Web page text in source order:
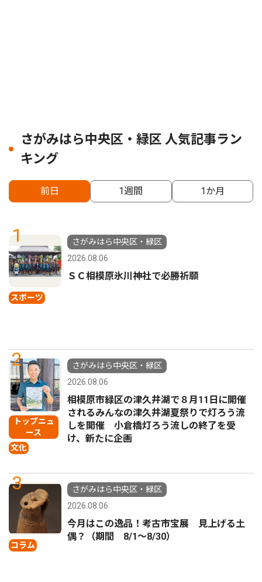
さがみはら中央区・緑区 人気記事ラン
キング
前日 1週間 1か月
1
スポーツ
さがみはら中央区・緑区
2026.08.06
ＳＣ相模原氷川神社で必勝祈願
2
トップニュ
ース
文化
さがみはら中央区・緑区
2026.08.06
相模原市緑区の津久井湖で８月11日に開催
されるみんなの津久井湖夏祭りで灯ろう流
しを開催 小倉橋灯ろう流しの終了を受
け、新たに企画
3
コラム
さがみはら中央区・緑区
2026.08.06
今月はこの逸品！考古市宝展 見上げる土
偶？（期間 8/1〜8/30）